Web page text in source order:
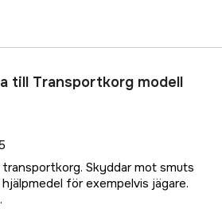
till Transportkorg modell
Skyddar mot smuts
för exempelvis jägare.